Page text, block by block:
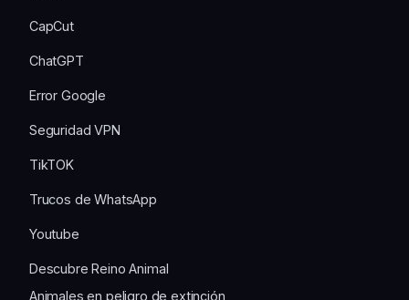
CapCut
ChatGPT
Error Google
Seguridad VPN
TikTOK
Trucos de WhatsApp
Youtube
Descubre Reino Animal
Animales en peligro de extinción